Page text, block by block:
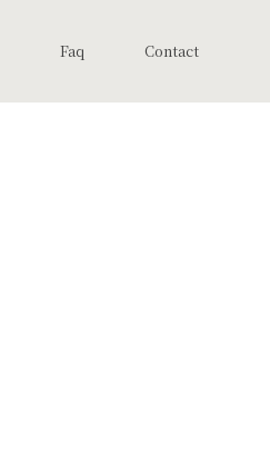
Faq Contact